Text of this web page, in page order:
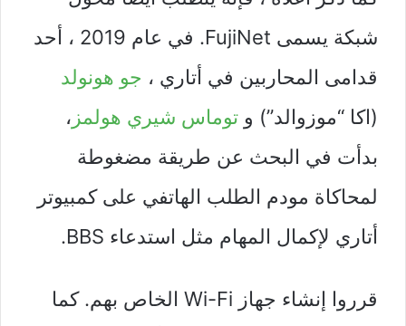
شبكة يسمى FujiNet. في عام 2019 ، أحد
قدامى المحاربين في أتاري ، جو هونولد
(اكا “موزوالد”) و توماس شيري هولمز ،
بدأت في البحث عن طريقة مضغوطة
لمحاكاة مودم الطلب الهاتفي على كمبيوتر
أتاري لإكمال المهام مثل استدعاء BBS.
قرروا إنشاء جهاز Wi-Fi الخاص بهم. كما